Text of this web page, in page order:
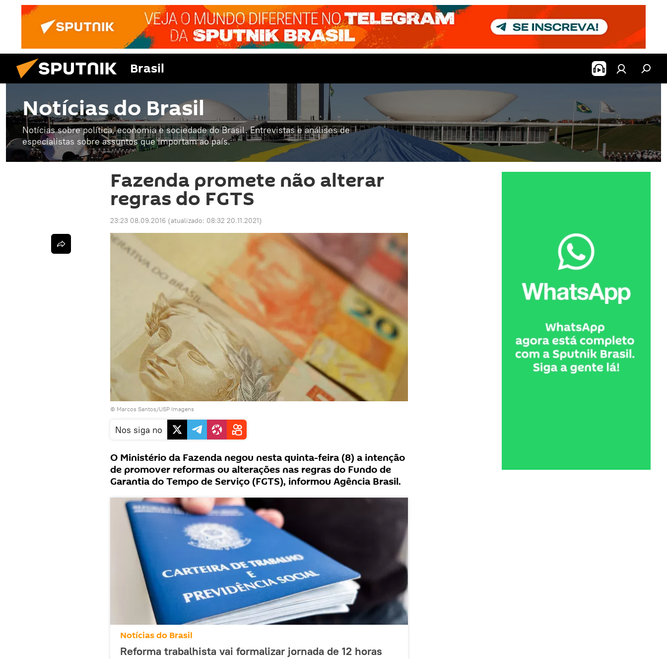
Brasil
Notícias do Brasil
Notícias sobre política, economia e sociedade do Brasil. Entrevistas e análises de
especialistas sobre assuntos que importam ao país.
Fazenda promete não alterar
regras do FGTS
23:23 08.09.2016 (atualizado: 08:32 20.11.2021)
© Marcos Santos/USP Imagens
Nos siga no
O Ministério da Fazenda negou nesta quinta-feira (8) a intenção
de promover reformas ou alterações nas regras do Fundo de
Garantia do Tempo de Serviço (FGTS), informou Agência Brasil.
Notícias do Brasil
Reforma trabalhista vai formalizar jornada de 12 horas